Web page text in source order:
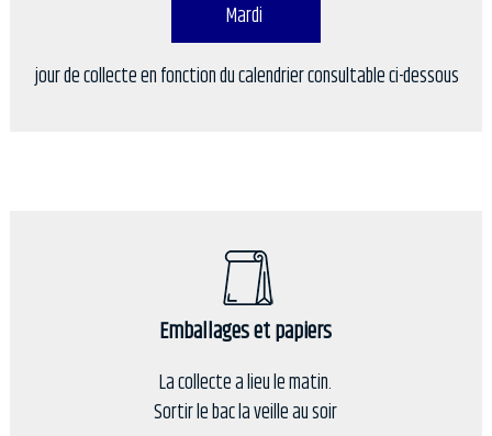
Mardi
jour de collecte en fonction du calendrier consultable ci-dessous
Emballages et papiers
La collecte a lieu le matin.
Sortir le bac la veille au soir